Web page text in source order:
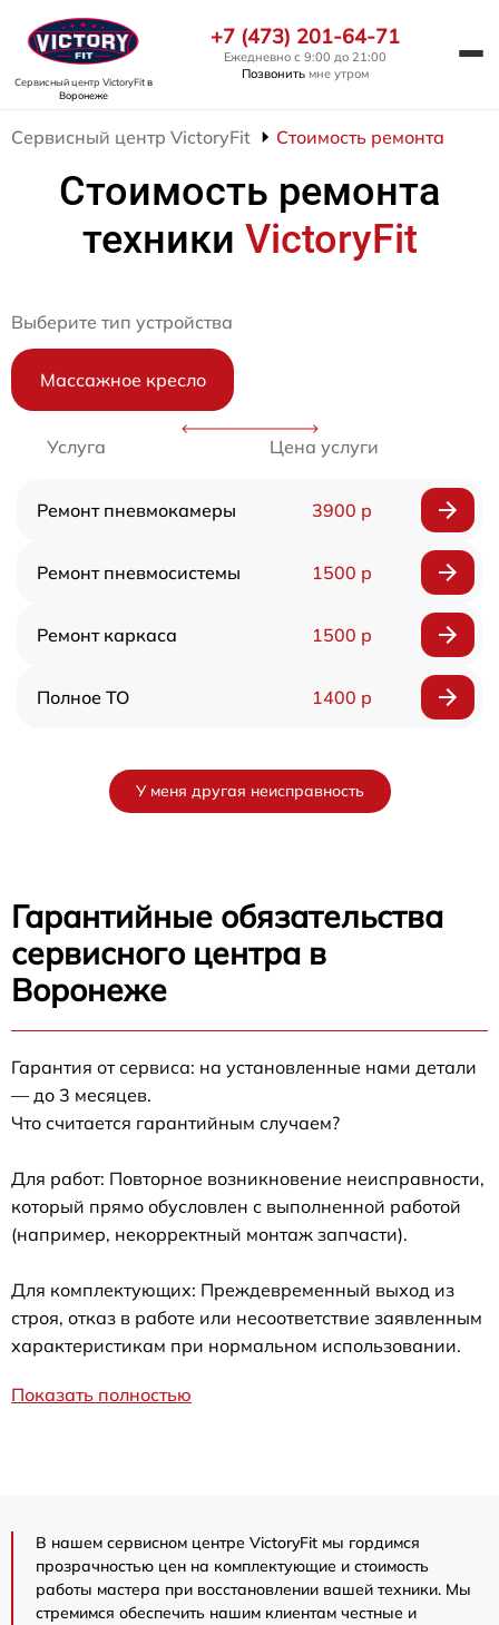
Сервисный центр VictoryFitв
Воронеже
+7 (473) 201-64-71
Ежедневно с 9:00 до 21:00
Позвонить мне утром
Сервисный центр VictoryFit Стоимость ремонта
Стоимость ремонта
техники VictoryFit
Выберите тип устройства
Массажное кресло
Услуга Цена услуги
Ремонт пневмокамеры 3900 р
Ремонт пневмосистемы 1500 р
Ремонт каркаса 1500 р
Полное ТО 1400 р
У меня другая неисправность
Гарантийные обязательства
сервисного центра в
Воронеже
Гарантия от сервиса: на установленные нами детали
— до 3 месяцев.
Что считается гарантийным случаем?
Для работ: Повторное возникновение неисправности,
который прямо обусловлен с выполненной работой
(например, некорректный монтаж запчасти).
Для комплектующих: Преждевременный выход из
строя, отказ в работе или несоответствие заявленным
характеристикам при нормальном использовании.
Показать полностью
В нашем сервисном центре VictoryFit мы гордимся
прозрачностью цен на комплектующие и стоимость
работы мастера при восстановлении вашей техники. Мы
стремимся обеспечить нашим клиентам честные и